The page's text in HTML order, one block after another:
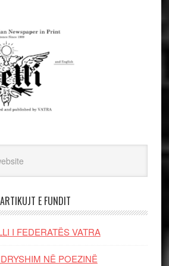
ARTIKUJT E FUNDIT
I FEDERATËS VATRA
NË POEZINË